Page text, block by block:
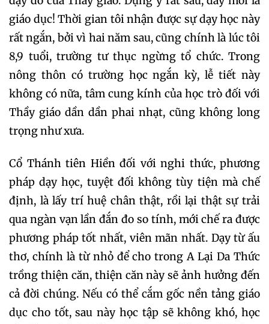
giáo dục! Thời gian tôi nhận được sự dạy học này
rất ngắn, bởi vì hai năm sau, cũng chính là lúc tôi
8,9 tuổi, trường tư thục ngừng tổ chức. Trong
nông thôn có trường học ngắn kỳ, lễ tiết này
không có nữa, tâm cung kính của học trò đối với
Thầy giáo dần dần phai nhạt, cũng không long
trọng như xưa.
Cổ Thánh tiên Hiền đối với nghi thức, phương
pháp dạy học, tuyệt đối không tùy tiện mà chế
định, là lấy trí huệ chân thật, rồi lại thật sự trải
qua ngàn vạn lần đắn đo so tính, mới chế ra được
phương pháp tốt nhất, viên mãn nhất. Dạy từ ấu
thơ, chính là từ nhỏ để cho trong A Lại Da Thức
trồng thiện căn, thiện căn này sẽ ảnh hưởng đến
cả đời chúng. Nếu có thể cắm gốc nền tảng giáo
dục cho tốt, sau này học tập sẽ không khó, học